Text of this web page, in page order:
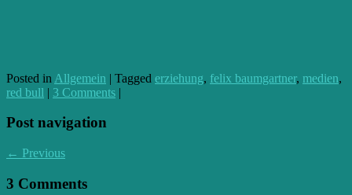
Posted in Allgemein | Tagged erziehung, felix baumgartner, medien,
red bull | 3 Comments |
Post navigation
← Previous
3 Comments